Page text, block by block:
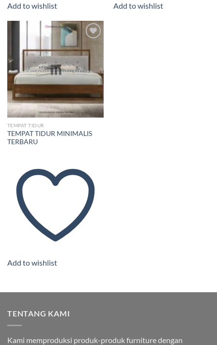
Add to wishlist Add to wishlist
wishlist
TEMPAT TIDUR
TEMPAT TIDUR MINIMALIS
TERBARU
Add to wishlist
TENTANG KAMI
Kami memproduksi produk-produk furniture dengan